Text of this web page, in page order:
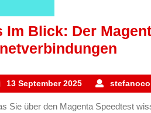
Im Blick: Der
Der
13 September 2025
13
September
2025